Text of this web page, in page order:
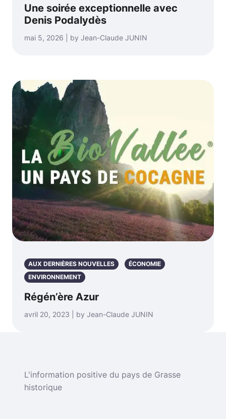
Une soirée exceptionnelle avec
Denis Podalydès
mai 5, 2026 | by Jean-Claude JUNIN
AUX DERNIÈRES NOUVELLES
ÉCONOMIE
ENVIRONNEMENT
Régén’ère Azur
avril 20, 2023 | by Jean-Claude JUNIN
L'information positive du pays de Grasse
historique